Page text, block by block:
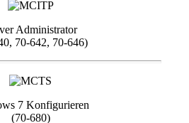
Administrator
70-642, 70-646)
7 Konfigurieren
(70-680)